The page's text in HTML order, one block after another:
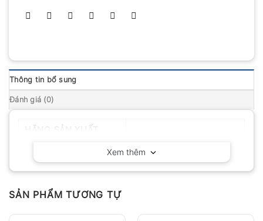
Thông tin bổ sung
Đánh giá (0)
Xem thêm
SẢN PHẨM TƯƠNG TỰ